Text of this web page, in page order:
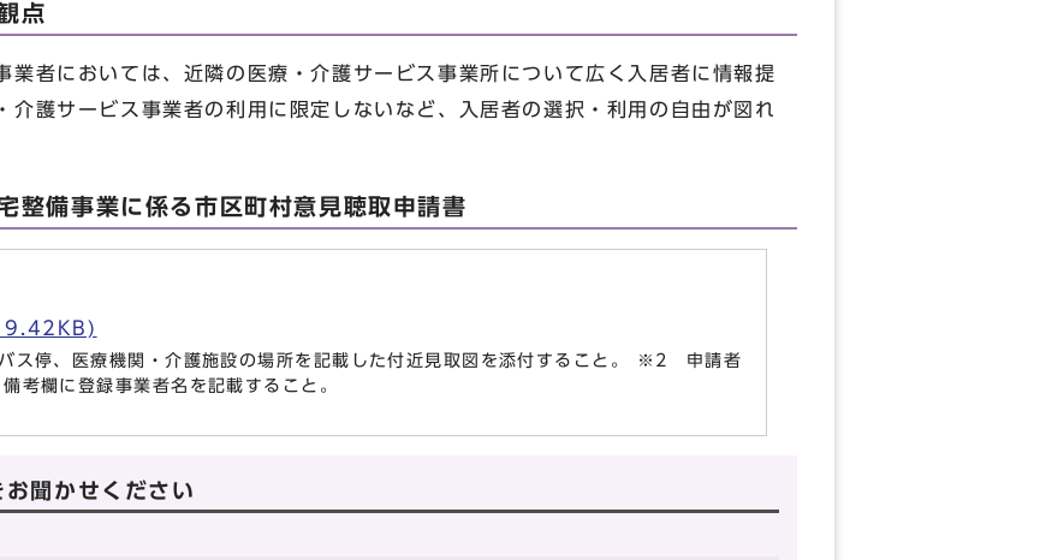
点
者においては、近隣の医療・介護サービス事業所について広く入居者に情報提
介護サービス事業者の利用に限定しないなど、入居者の選択・利用の自由が図れ
整備事業に係る市区町村意見聴取申請書
停、医療機関・介護施設の場所を記載した付近見取図を添付すること。 ※2 申請者
考欄に登録事業者名を記載すること。
聞かせください